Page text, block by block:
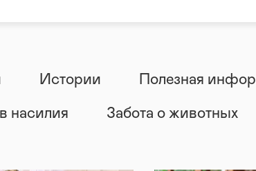
Истории Полезная
насилия Забота о животных